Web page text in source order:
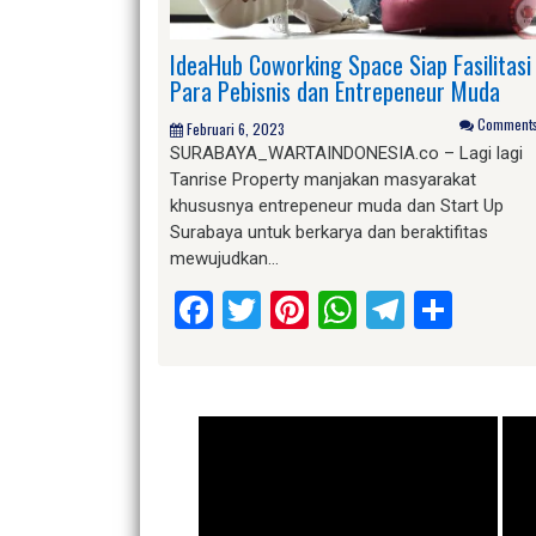
IdeaHub Coworking Space Siap Fasilitasi
Para Pebisnis dan Entrepeneur Muda
Februari 6, 2023
SURABAYA_WARTAINDONESIA.co – Lagi lagi
Tanrise Property manjakan masyarakat
khususnya entrepeneur muda dan Start Up
Surabaya untuk berkarya dan beraktifitas
mewujudkan…
Facebook
Twitter
Pinterest
WhatsApp
Telegram